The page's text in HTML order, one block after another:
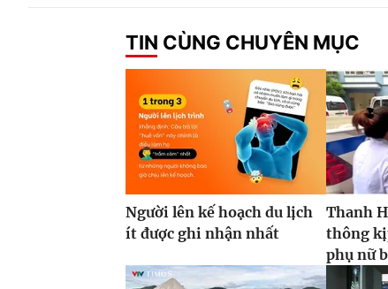
TIN CÙNG CHUYÊN MỤC
Người lên kế hoạch du lịch
ít được ghi nhận nhất
Thanh
thông
phụ nữ